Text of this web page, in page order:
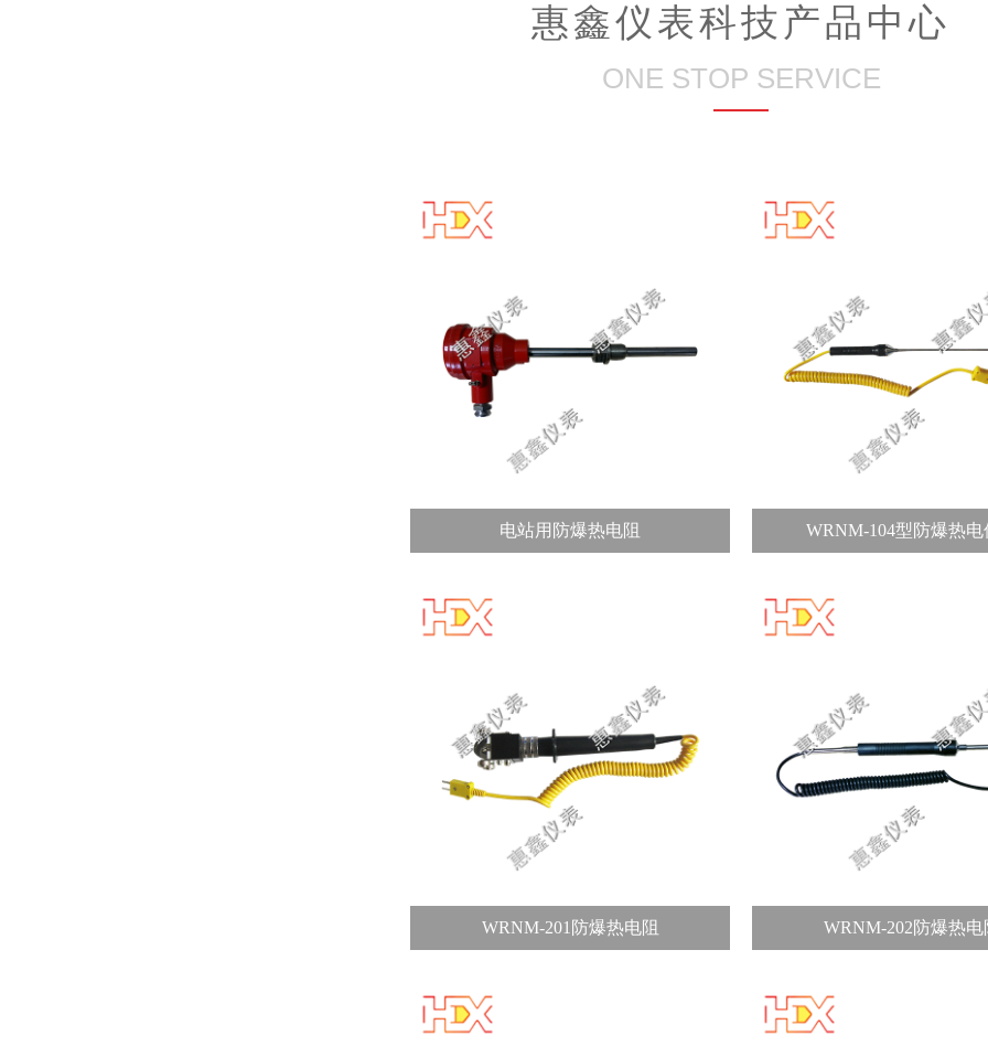
惠鑫仪表科技产品中心
ONE STOP SERVICE
电站用防爆热电阻 WRNM-104型防爆热电
WRNM-201防爆热电阻 WRNM-202防爆热电